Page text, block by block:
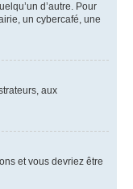
d’autre. Pour
un cybercafé, une
aux
et vous devriez être